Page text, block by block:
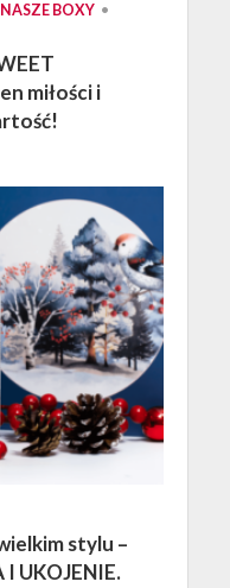
NASZE BOXY •
miłości i
stylu –
I UKOJENIE.